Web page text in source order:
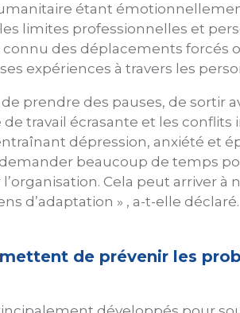
étant
limites professionnelles et
des déplacements forcés
expériences à travers les
prendre des pauses, de sortir
travail écrasante et les conflits
dépression, anxiété et
beaucoup de temps
Cela peut arriver à
d’adaptation » , a-t-elle déclaré.
de prévenir les